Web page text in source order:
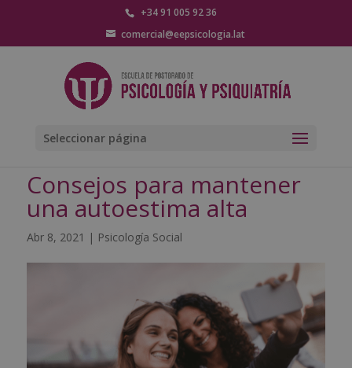
+34 91 005 92 36
comercial@eepsicologia.lat
Seleccionar página
Consejos para mantener
una autoestima alta
Abr 8, 2021 | Psicología Social